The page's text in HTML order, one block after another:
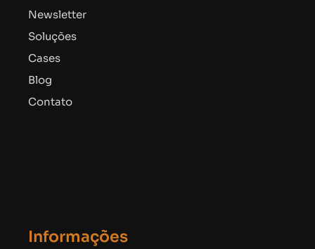
Newsletter
Soluções
Cases
Blog
Contato
Informações